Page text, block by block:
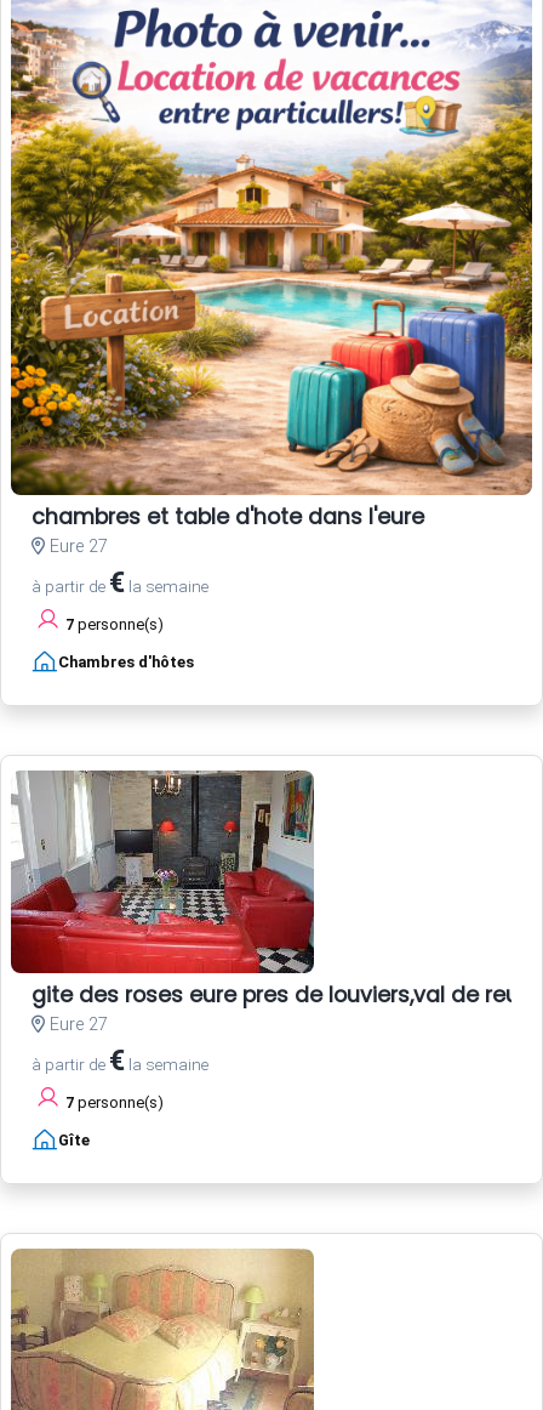
chambres et table d'hote dans l'eure
Eure 27
à partir de € la semaine
7 personne(s)
Chambres d'hôtes
gite des roses eure pres de louviers,val de
Eure 27
à partir de € la semaine
7 personne(s)
Gîte